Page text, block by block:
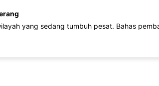
yang sedang tumbuh pesat. Bahas